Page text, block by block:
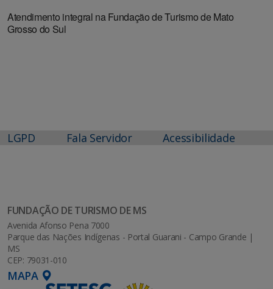
Atendimento integral na Fundação de Turismo de Mato
Grosso do Sul
LGPD Fala Servidor Acessibilidade
FUNDAÇÃO DE TURISMO DE MS
Avenida Afonso Pena 7000
Parque das Nações Indígenas - Portal Guarani - Campo Grande |
MS
CEP: 79031-010
MAPA